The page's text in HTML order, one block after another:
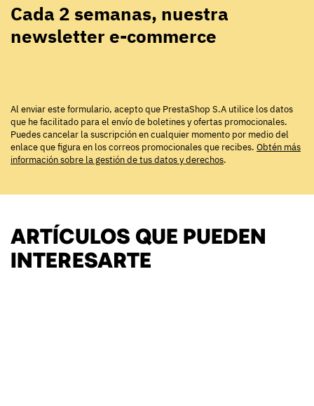
Cada 2 semanas, nuestra
newsletter e-commerce
Al enviar este formulario, acepto que PrestaShop S.A utilice los datos
que he facilitado para el envío de boletines y ofertas promocionales.
Puedes cancelar la suscripción en cualquier momento por medio del
enlace que figura en los correos promocionales que recibes. Obtén más
información sobre la gestión de tus datos y derechos.
ARTÍCULOS QUE PUEDEN
INTERESARTE